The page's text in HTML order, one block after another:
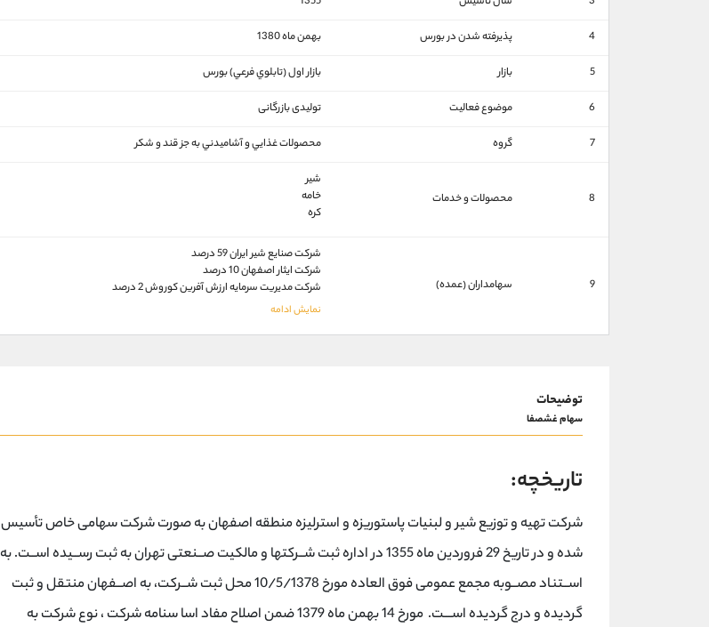
4
پذیرفته شدن در بورس
بهمن ماه 1380
5
بازار
بازار اول (تابلوي فرعي) بورس
6
موضوع فعالیت
تولیدی بازرگانی
7
گروه محصولات غذايي و آشاميدني به جز قند و شكر
8 محصولات و خدمات
شیر
خامه
کره
9 سهامداران (عمده)
شرکت صنایع شیر ایران 59 درصد
شرکت ایثار اصفهان 10 درصد
شركت مديريت سرمايه ارزش آفرين كوروش 2 درصد
توضیحات
سهام غشصفا
تاریخچه:
شركت تهیه و توزیع شیر و لبنیات پاستوریزه و استرلیزه منطقه اصفهان به صورت شركت سهامی خاص تأسیس
شده و در تاریخ 29 فروردین ماه 1355 در اداره ثبت شــركتها و مالکیت صــنعتی تهران به ثبت رســیده اســت. به
اســتناد مصــوبه مجمع عمومی فوق العاده مورخ 10/5/1378 محل ثبت شــركت، به اصــفهان منتقل و ثبت
گردیده و درج گردیده اســـت. مورخ 14 بهمن ماه 1379 ضمن اصلاح مفاد اسا سنامه شركت ، نوع شركت به